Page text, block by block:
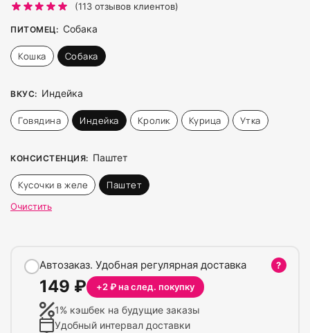
(113 отзывов клиентов)
ПИТОМЕЦ: Собака
Кошка Собака
ВКУС: Индейка
Говядина Индейка Кролик Курица Утка
КОНСИСТЕНЦИЯ: Паштет
Кусочки в желе Паштет
Очистить
Автозаказ. Удобная регулярная доставка ?
149 ₽ +2₽ на след. покупку
1% кэшбек на будущие заказы
Удобный интервал доставки